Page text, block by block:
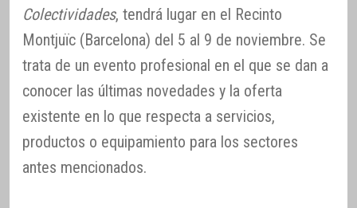
Colectividades, tendrá lugar en el Recinto
Montjuïc (Barcelona) del 5 al 9 de noviembre. Se
trata de un evento profesional en el que se dan a
conocer las últimas novedades y la oferta
existente en lo que respecta a servicios,
productos o equipamiento para los sectores
antes mencionados.